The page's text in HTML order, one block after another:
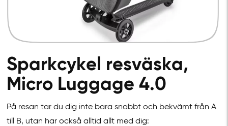
Sparkcykel resväska,
Micro Luggage 4.0
På resan tar du dig inte bara snabbt och bekvämt från A
till B, utan har också alltid allt med dig: